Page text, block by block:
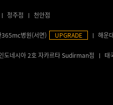
청주점 천안점
365mc병원(서면) UPGRADE 해운
도네시아 2호 자카르타 Sudirman점 태